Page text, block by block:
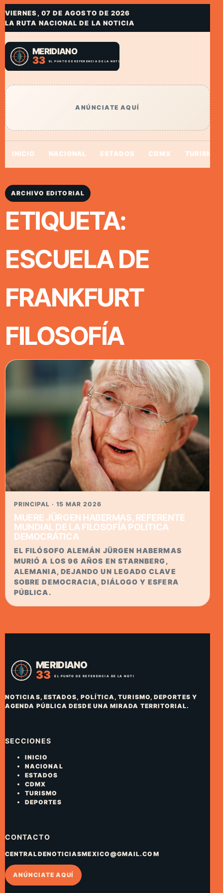
VIERNES, 07 DE AGOSTO DE 2026
LA RUTA NACIONAL DE LA NOTICIA
ANÚNCIATE AQUÍ
INICIO NACIONAL ESTADOS CDMX TURISMO
ARCHIVO EDITORIAL
ETIQUETA:
ESCUELA DE
FRANKFURT
FILOSOFÍA
PRINCIPAL · 15 MAR 2026
MUERE JÜRGEN HABERMAS, REFERENTE
MUNDIAL DE LA FILOSOFÍA POLÍTICA
DEMOCRÁTICA
EL FILÓSOFO ALEMÁN JÜRGEN HABERMAS
MURIÓ A LOS 96 AÑOS EN STARNBERG,
ALEMANIA, DEJANDO UN LEGADO CLAVE
SOBRE DEMOCRACIA, DIÁLOGO Y ESFERA
PÚBLICA.
NOTICIAS, ESTADOS, POLÍTICA, TURISMO, DEPORTES Y
AGENDA PÚBLICA DESDE UNA MIRADA TERRITORIAL.
SECCIONES
INICIO
NACIONAL
ESTADOS
CDMX
TURISMO
DEPORTES
CONTACTO
CENTRALDENOTICIASMEXICO@GMAIL.COM
ANÚNCIATE AQUÍ